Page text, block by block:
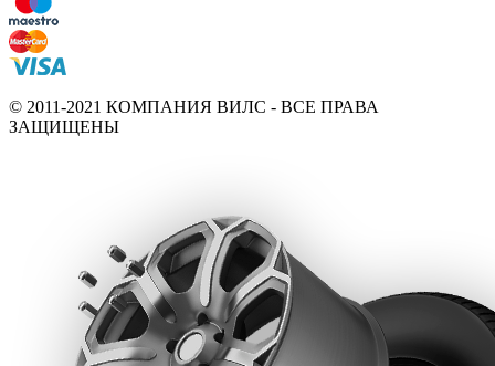
© 2011-2021 КОМПАНИЯ ВИЛС - ВСЕ ПРАВА
ЗАЩИЩЕНЫ